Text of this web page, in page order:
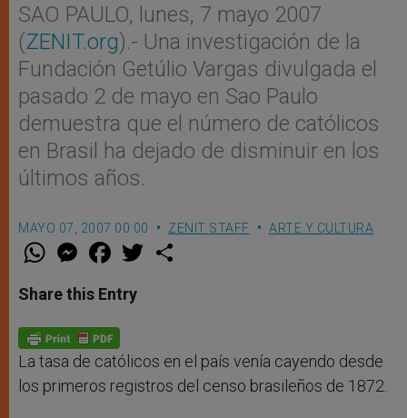
SAO PAULO, lunes, 7 mayo 2007
(ZENIT.org).- Una investigación de la
Fundación Getúlio Vargas divulgada el
pasado 2 de mayo en Sao Paulo
demuestra que el número de católicos
en Brasil ha dejado de disminuir en los
últimos años.
MAYO 07, 2007 00:00 ZENIT STAFF ARTE Y CULTURA
W
t
s
p
p
M
e
s
e
g
e
r
F
a
e
b
o
k
w
Share this Entry
La tasa de católicos en el país venía cayendo desde
los primeros registros del censo brasileños de 1872.